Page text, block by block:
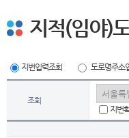
지적(임야)
지번입력조회 도로명주소
조회
지번